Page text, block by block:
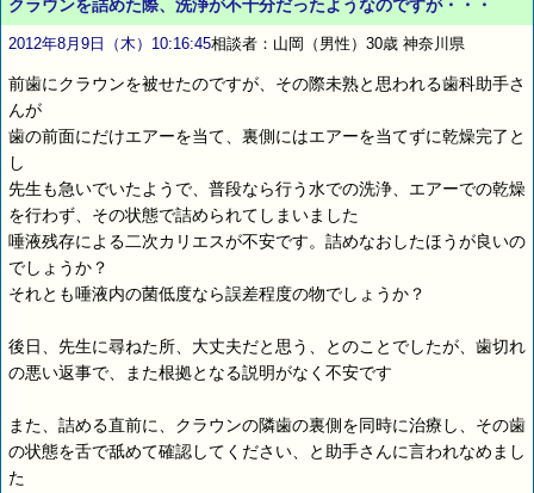
クラウンを詰めた際、洗浄が不十分だったようなのですが・・・
2012年8月9日（木）10:16:45相談者：山岡（男性）30歳 神奈川県
前歯にクラウンを被せたのですが、その際未熟と思われる歯科助手さ
んが
歯の前面にだけエアーを当て、裏側にはエアーを当てずに乾燥完了と
し
先生も急いでいたようで、普段なら行う水での洗浄、エアーでの乾燥
を行わず、その状態で詰められてしまいました
唾液残存による二次カリエスが不安です。詰めなおしたほうが良いの
でしょうか？
それとも唾液内の菌低度なら誤差程度の物でしょうか？
後日、先生に尋ねた所、大丈夫だと思う、とのことでしたが、歯切れ
の悪い返事で、また根拠となる説明がなく不安です
また、詰める直前に、クラウンの隣歯の裏側を同時に治療し、その歯
の状態を舌で舐めて確認してください、と助手さんに言われなめまし
た